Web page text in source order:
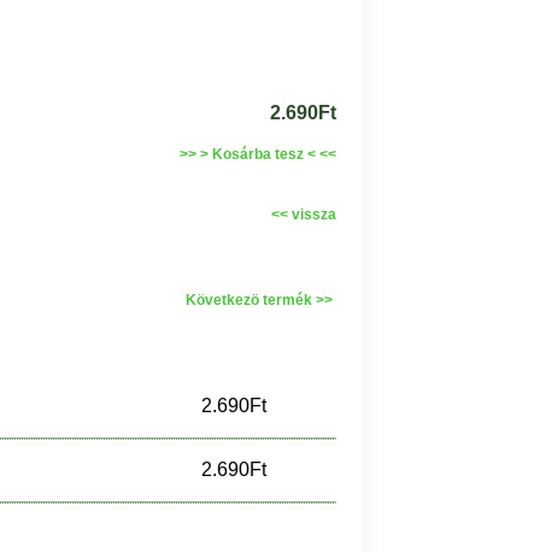
2.690Ft
>> > Kosárba tesz < <<
<< vissza
Következö termék >>
2.690Ft
2.690Ft